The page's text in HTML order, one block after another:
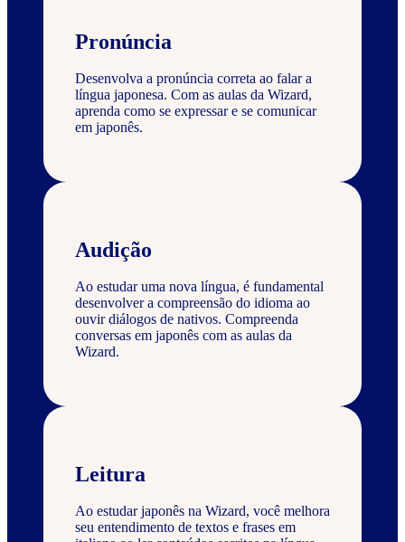
Pronúncia
Desenvolva a pronúncia correta ao falar a
língua japonesa. Com as aulas da Wizard,
aprenda como se expressar e se comunicar
em japonês.
Audição
Ao estudar uma nova língua, é fundamental
desenvolver a compreensão do idioma ao
ouvir diálogos de nativos. Compreenda
conversas em japonês com as aulas da
Wizard.
Leitura
Ao estudar japonês na Wizard, você melhora
seu entendimento de textos e frases em